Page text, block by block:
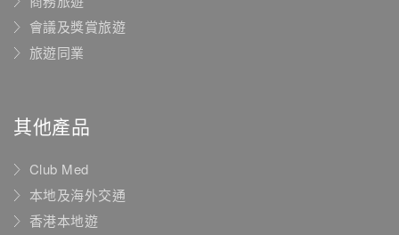
會議及獎賞旅遊
旅遊同業
其他產品
Club Med
本地及海外交通
香港本地遊